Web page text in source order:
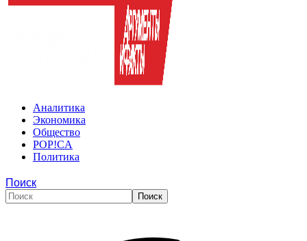
Аналитика
Экономика
Общество
POP!CA
Политика
Поиск